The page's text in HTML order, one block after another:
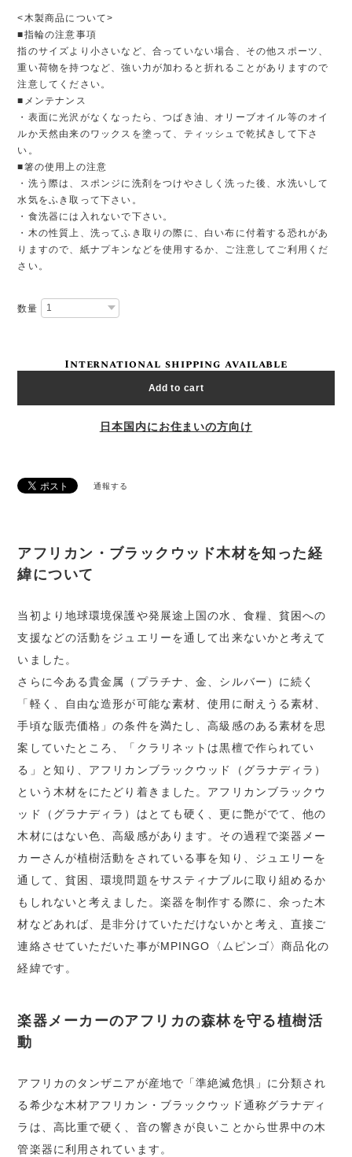
<木製商品について>
■指輪の注意事項
指のサイズより小さいなど、合っていない場合、その他スポーツ、
重い荷物を持つなど、強い力が加わると折れることがありますので
注意してください。
■メンテナンス
・表面に光沢がなくなったら、つばき油、オリーブオイル等のオイ
ルか天然由来のワックスを塗って、ティッシュで乾拭きして下さ
い。
■箸の使用上の注意
・洗う際は、スポンジに洗剤をつけやさしく洗った後、水洗いして
水気をふき取って下さい。
・食洗器には入れないで下さい。
・木の性質上、洗ってふき取りの際に、白い布に付着する恐れがあ
りますので、紙ナプキンなどを使用するか、ご注意してご利用くだ
さい。
数量
International shipping available
Add to cart
日本国内にお住まいの方向け
通報する
アフリカン・ブラックウッド木材を知った経
緯について
当初より地球環境保護や発展途上国の水、食糧、貧困への
支援などの活動をジュエリーを通して出来ないかと考えて
いました。
さらに今ある貴金属（プラチナ、金、シルバー）に続く
「軽く、自由な造形が可能な素材、使用に耐えうる素材、
手頃な販売価格」の条件を満たし、高級感のある素材を思
案していたところ、「クラリネットは黒檀で作られてい
る」と知り、アフリカンブラックウッド（グラナディラ）
という木材をにたどり着きました。アフリカンブラックウ
ッド（グラナディラ）はとても硬く、更に艶がでて、他の
木材にはない色、高級感があります。その過程で楽器メー
カーさんが植樹活動をされている事を知り、ジュエリーを
通して、貧困、環境問題をサスティナブルに取り組めるか
もしれないと考えました。楽器を制作する際に、余った木
材などあれば、是非分けていただけないかと考え、直接ご
連絡させていただいた事がMPINGO〈ムピンゴ〉商品化の
経緯です。
楽器メーカーのアフリカの森林を守る植樹活
動
アフリカのタンザニアが産地で「準絶滅危惧」に分類され
る希少な木材アフリカン・ブラックウッド通称グラナディ
ラは、高比重で硬く、音の響きが良いことから世界中の木
管楽器に利用されています。